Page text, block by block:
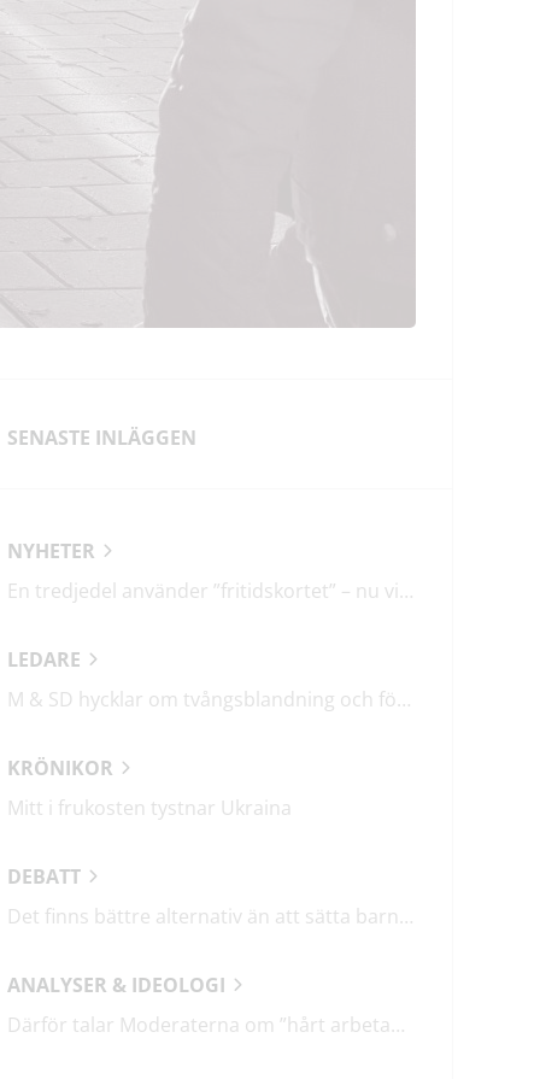
SENASTE INLÄGGEN
NYHETER
En tredjedel använder ”fritidskortet” – nu vill regeringen utveckla det
LEDARE
M & SD hycklar om tvångsblandning och förvärrar segregationen
KRÖNIKOR
Mitt i frukosten tystnar Ukraina
DEBATT
Det finns bättre alternativ än att sätta barn i fängelse
ANALYSER & IDEOLOGI
Därför talar Moderaterna om ”hårt arbetande människor”